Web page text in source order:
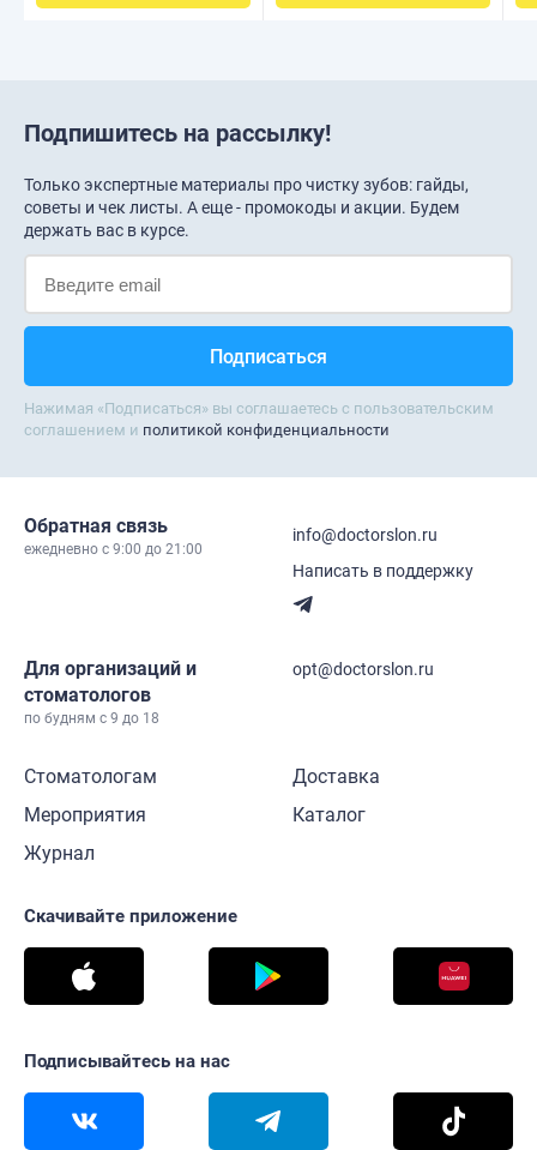
Подпишитесь на рассылку!
Только экспертные материалы про чистку зубов: гайды,
советы и чек листы. А еще - промокоды и акции. Будем
держать вас в курсе.
Нажимая «Подписаться» вы соглашаетесь с пользовательским
соглашением и политикой конфиденциальности
Обратная связь
ежедневно c 9:00 до 21:00
info@doctorslon.ru
Написать в поддержку
Для организаций и
стоматологов
по будням с 9 до 18
opt@doctorslon.ru
Стоматологам
Мероприятия
Журнал
Доставка
Каталог
Скачивайте приложение
Подписывайтесь на нас